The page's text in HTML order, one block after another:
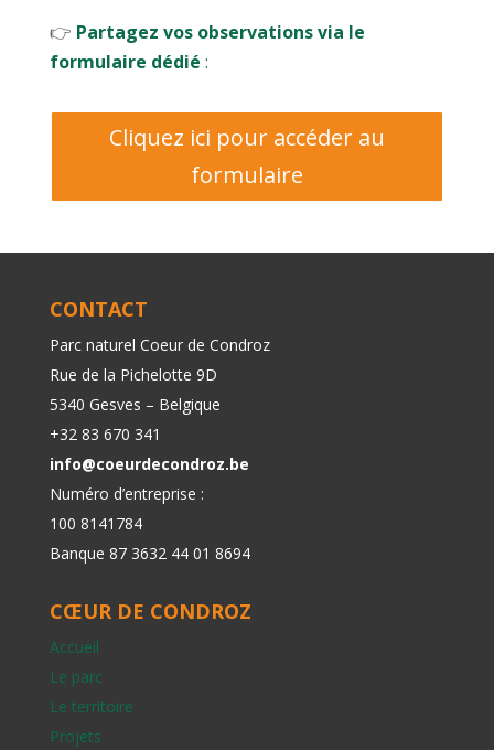
👉 Partagez vos observations via le
formulaire dédié :
Cliquez ici pour accéder au
formulaire
CONTACT
Parc naturel Coeur de Condroz
Rue de la Pichelotte 9D
5340 Gesves – Belgique
+32 83 670 341
info@coeurdecondroz.be
Numéro d’entreprise :
100 8141784
Banque 87 3632 44 01 8694
CŒUR DE CONDROZ
Accueil
Le parc
Le territoire
Projets